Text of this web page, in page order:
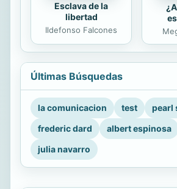
Esclava de la
libertad
Ildefonso Falcones
Últimas Búsquedas
la comunicacion test
pearl
frederic dard
albert espinosa
julia navarro